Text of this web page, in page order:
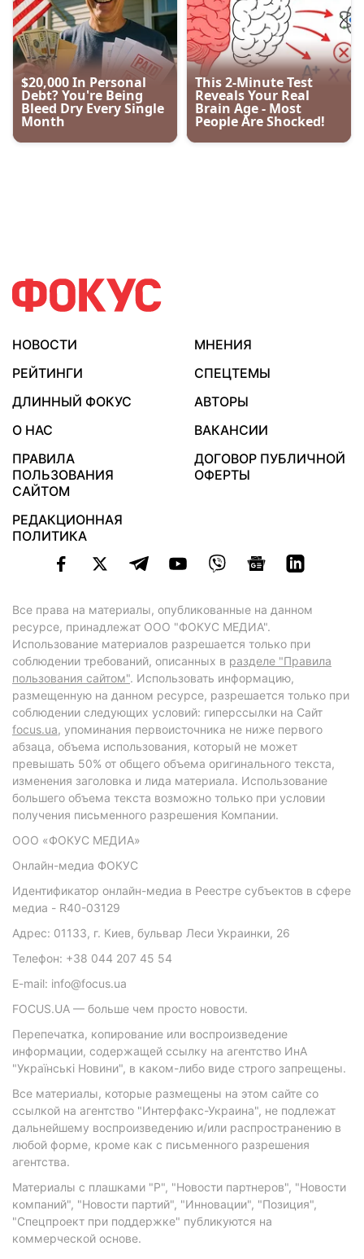
НОВОСТИ
МНЕНИЯ
РЕЙТИНГИ
СПЕЦТЕМЫ
ДЛИННЫЙ ФОКУС
АВТОРЫ
О НАС
ВАКАНСИИ
ПРАВИЛА
ПОЛЬЗОВАНИЯ
САЙТОМ
ДОГОВОР ПУБЛИЧНОЙ
ОФЕРТЫ
РЕДАКЦИОННАЯ
ПОЛИТИКА
Все права на материалы, опубликованные на данном
ресурсе, принадлежат ООО "ФОКУС МЕДИА".
Использование материалов разрешается только при
соблюдении требований, описанных в разделе "Правила
пользования сайтом". Использовать информацию,
размещенную на данном ресурсе, разрешается только при
соблюдении следующих условий: гиперссылки на Сайт
focus.ua, упоминания первоисточника не ниже первого
абзаца, объема использования, который не может
превышать 50% от общего объема оригинального текста,
изменения заголовка и лида материала. Использование
большего объема текста возможно только при условии
получения письменного разрешения Компании.
ООО «ФОКУС МЕДИА»
Онлайн-медиа ФОКУС
Идентификатор онлайн-медиа в Реестре субъектов в сфере
медиа - R40-03129
Адрес: 01133, г. Киев, бульвар Леси Украинки, 26
Телефон: +38 044 207 45 54
E-mail: info@focus.ua
FOCUS.UA — больше чем просто новости.
Перепечатка, копирование или воспроизведение
информации, содержащей ссылку на агентство ИнА
"Українські Новини", в каком-либо виде строго запрещены.
Все материалы, которые размещены на этом сайте со
ссылкой на агентство "Интерфакс-Украина", не подлежат
дальнейшему воспроизведению и/или распространению в
любой форме, кроме как с письменного разрешения
агентства.
Материалы с плашками "Р", "Новости партнеров", "Новости
компаний", "Новости партий", "Инновации", "Позиция",
"Спецпроект при поддержке" публикуются на
коммерческой основе.